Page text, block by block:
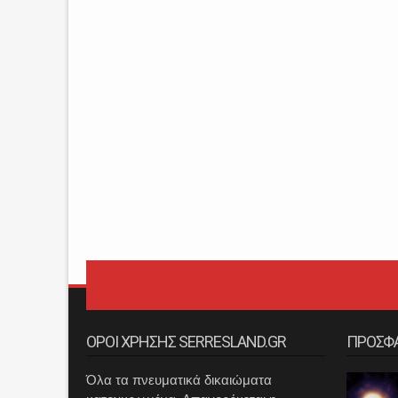
ΟΡΟΙ ΧΡΗΣΗΣ SERRESLAND.GR
Όλα τα πνευματικά δικαιώματα